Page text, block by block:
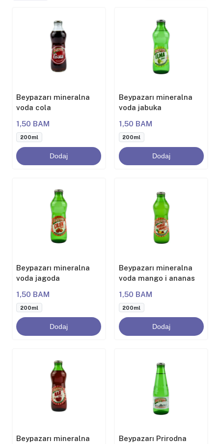
Beypazarı mineralna
voda cola
1,50 BAM
200ml
Dodaj
Beypazarı mineralna
voda jabuka
1,50 BAM
200ml
Dodaj
Beypazarı mineralna
voda jagoda
1,50 BAM
200ml
Dodaj
Beypazarı mineralna
voda mango i ananas
1,50 BAM
200ml
Dodaj
Beypazarı mineralna
Beypazarı Prirodna